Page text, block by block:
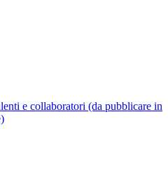
e collaboratori (da pubblicare in